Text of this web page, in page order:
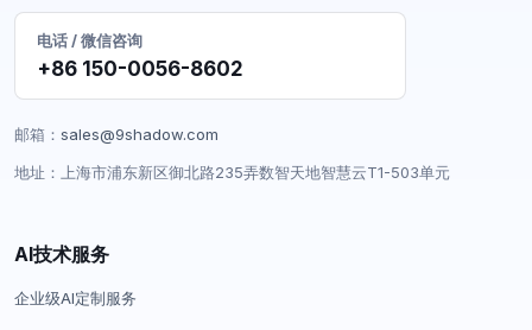
电话 / 微信咨询
+86 150-0056-8602
邮箱： sales@9shadow.com
地址：上海市浦东新区御北路235弄数智天地智慧云T1-503单元
AI技术服务
企业级AI定制服务